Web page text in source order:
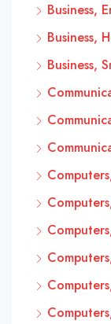
Business,
Business,
Business,